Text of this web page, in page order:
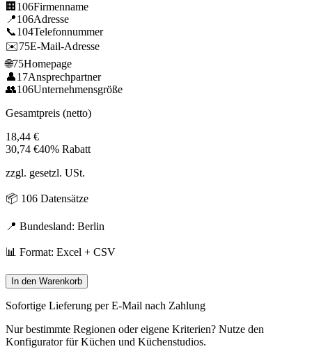
🏢 106Firmenname
📍106Adresse
📞104Telefonnummer
✉️75E-Mail-Adresse
🌐75Homepage
👤17Ansprechpartner
👥106Unternehmensgröße
Gesamtpreis (netto)
18,44 €
30,74 €40% Rabatt
zzgl. gesetzl. USt.
📦 106 Datensätze
📍 Bundesland: Berlin
📊 Format: Excel + CSV
In den Warenkorb
Sofortige Lieferung per E-Mail nach Zahlung
Nur bestimmte Regionen oder eigene Kriterien? Nutze den
Konfigurator fürKüchen und Küchenstudios.